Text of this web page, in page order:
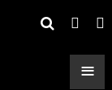
≡